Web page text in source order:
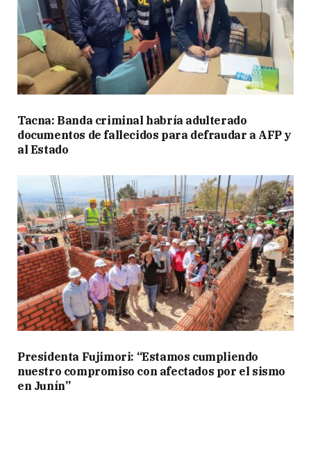
Tacna: Banda criminal habría adulterado
documentos de fallecidos para defraudar a AFP y
al Estado
Presidenta Fujimori: “Estamos cumpliendo
nuestro compromiso con afectados por el sismo
en Junín”